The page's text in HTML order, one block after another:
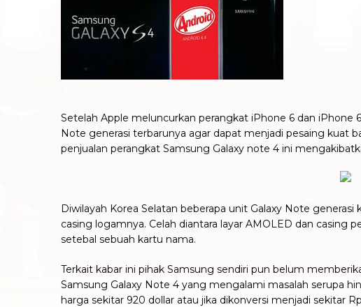
Setelah Apple meluncurkan perangkat iPhone 6 dan iPhone
Note generasi terbarunya agar dapat menjadi pesaing kuat
penjualan perangkat Samsung Galaxy note 4 ini
Diwilayah Korea Selatan beberapa unit Galaxy Note
casing logamnya. Celah diantara layar AMOLED dan casing
setebal sebuah kartu nama.
Terkait kabar ini pihak Samsung sendiri pun belum
Samsung Galaxy Note 4 yang mengalami masalah serupa
harga sekitar 920 dollar atau jika dikonversi menjadi sekitar